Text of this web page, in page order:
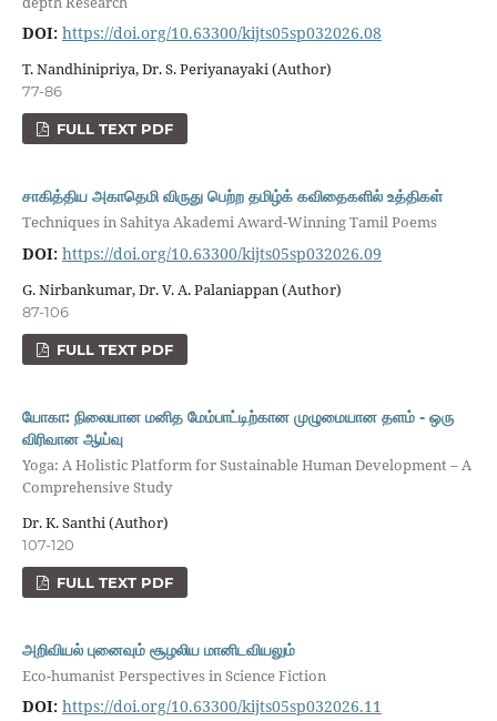
DOI: https://doi.org/10.63300/kijts05sp032026.08
T. Nandhinipriya, Dr. S. Periyanayaki (Author)
77-86
FULL TEXT PDF
சாகித்திய அகாதெமி விருது பெற்ற தமிழ்க் கவிதைகளில் உத்திகள்
Techniques in Sahitya Akademi Award-Winning Tamil Poems
DOI: https://doi.org/10.63300/kijts05sp032026.09
G. Nirbankumar, Dr. V. A. Palaniappan (Author)
87-106
FULL TEXT PDF
யோகா: நிலையான மனித மேம்பாட்டிற்கான முழுமையான தளம் - ஒரு
விரிவான ஆய்வு
Yoga: A Holistic Platform for Sustainable Human Development – A
Comprehensive Study
Dr. K. Santhi (Author)
107-120
FULL TEXT PDF
அறிவியல் புனைவும் சூழலிய மானிடவியலும்
Eco-humanist Perspectives in Science Fiction
DOI: https://doi.org/10.63300/kijts05sp032026.11